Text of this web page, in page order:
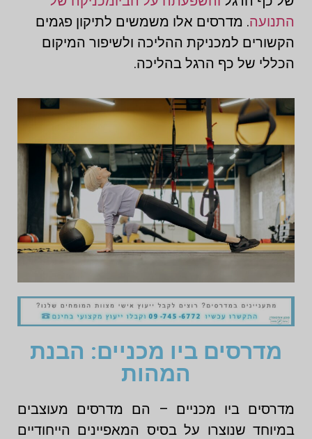
התנועה. מדרסים אלו משמשים לתיקון פגמים
הקשורים למכניקת ההליכה ולשיפור המיקום
הכללי של כף הרגל בהליכה.
מדרסים ביו מכניים: הבנת
המהות
מדרסים ביו מכניים – הם מדרסים מעוצבים
במיוחד שנוצרו על בסיס המאפיינים הייחודיים